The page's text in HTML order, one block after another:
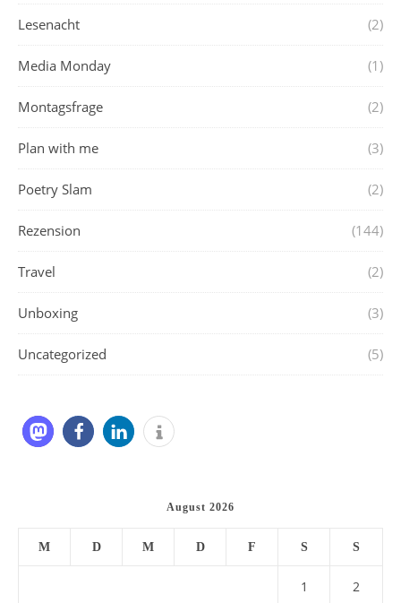
Lesenacht (2)
Media Monday (1)
Montagsfrage (2)
Plan with me (3)
Poetry Slam (2)
Rezension (144)
Travel (2)
Unboxing (3)
Uncategorized (5)
August 2026
M D M D F S S
1 2